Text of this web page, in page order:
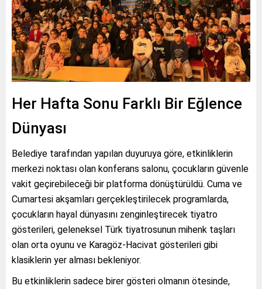
Her Hafta Sonu Farklı Bir Eğlence
Dünyası
Belediye tarafından yapılan duyuruya göre, etkinliklerin
merkezi noktası olan konferans salonu, çocukların güvenle
vakit geçirebileceği bir platforma dönüştürüldü. Cuma ve
Cumartesi akşamları gerçekleştirilecek programlarda,
çocukların hayal dünyasını zenginleştirecek tiyatro
gösterileri, geleneksel Türk tiyatrosunun mihenk taşları
olan orta oyunu ve Karagöz-Hacivat gösterileri gibi
klasiklerin yer alması bekleniyor.
Bu etkinliklerin sadece birer gösteri olmanın ötesinde,